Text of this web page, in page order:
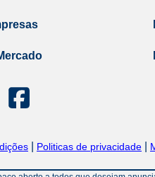
Politicas de privacidade